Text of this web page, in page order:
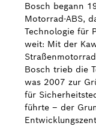
Bosch begann
Motorrad-ABS,
Technologie für
weit: Mit der
Bosch trieb die
was 2007 zur
für
führte – der